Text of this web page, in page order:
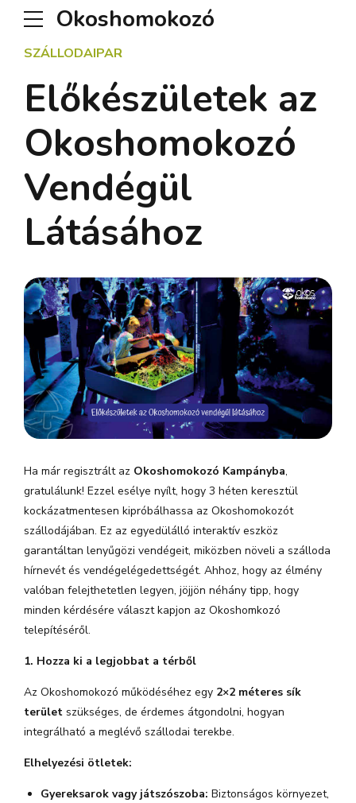
Okoshomokozó
SZÁLLODAIPAR
Előkészületek az
Okoshomokozó
Vendégül
Látásához
Ha már regisztrált az Okoshomokozó Kampányba,
gratulálunk! Ezzel esélye nyílt, hogy 3 héten keresztül
kockázatmentesen kipróbálhassa az Okoshomokozót
szállodájában. Ez az egyedülálló interaktív eszköz
garantáltan lenyűgözi vendégeit, miközben növeli a szálloda
hírnevét és vendégelégedettségét. Ahhoz, hogy az élmény
valóban felejthetetlen legyen, jöjjön néhány tipp, hogy
minden kérdésére választ kapjon az Okoshomkozó
telepítéséről.
1. Hozza ki a legjobbat a térből
Az Okoshomokozó működéséhez egy 2×2 méteres sík
terület szükséges, de érdemes átgondolni, hogyan
integrálható a meglévő szállodai terekbe.
Elhelyezési ötletek:
Gyereksarok vagy játszószoba: Biztonságos környezet,